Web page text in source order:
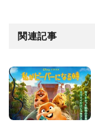
関連記事